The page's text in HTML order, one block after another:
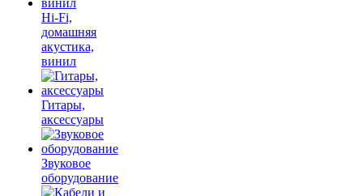
Hi-Fi,
домашняя
акустика,
винил
Гитары,
аксессуары
Звуковое
оборудование